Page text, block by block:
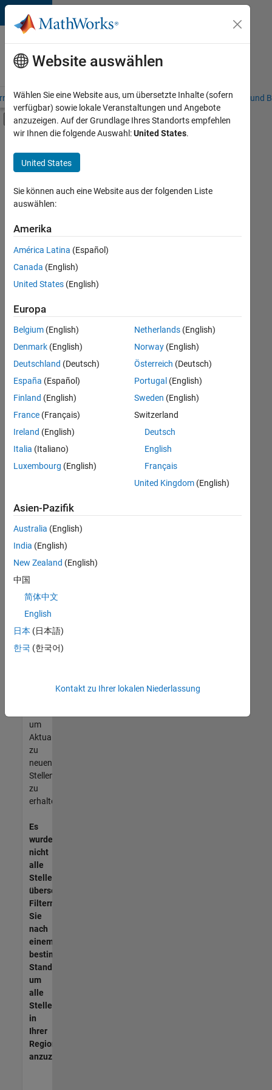
Weiter zum Inhalt
Karriere
bei
MathWorks
– Übersicht Stellensuche Niederlassungen Studierende und
Umschaltung für Off-Canvas-
Hauptinhalt
Information Technology
Inside Sales
Legal
+2
Derzeit
es
keine
offenen
Stellen,
Ihren
Suchkriterien
entsprechen.
können
die
Suchkriterien
weiter
fassen
oder
alle
Stellenangebote
anzeigen .
noch
keine
offenen
Stellen
können,
die
Ihren
entsprechen,
werden
unseres
um
Aktualisierungen
zu
neuen
Stellenangeboten
zu
erhalten.
Es
wurden
nicht
alle
Stellen
übersetzt.
Filtern
Sie
nach
einem
bestimmten
Standort,
um
alle
Stellenangebote
in
Ihrer
Region
anzuzeigen.
Website auswählen
Wählen Sie eine Website aus, um übersetzte Inhalte (sofern
verfügbar) sowie lokale Veranstaltungen und Angebote
anzuzeigen. Auf der Grundlage Ihres Standorts empfehlen
wir Ihnen die folgende Auswahl:United States.
United States
Sie können auch eine Website aus der folgenden Liste
auswählen:
Amerika
América Latina (Español)
Canada (English)
United States (English)
Europa
Belgium (English)
Denmark (English)
Deutschland (Deutsch)
España (Español)
Finland (English)
France (Français)
Ireland (English)
Italia (Italiano)
Luxembourg (English)
Netherlands(English)
Norway(English)
Österreich (Deutsch)
Portugal (English)
Sweden (English)
Switzerland
Deutsch
English
Français
United Kingdom(English)
Asien-Pazifik
Australia (English)
India (English)
New Zealand (English)
中国
简体中文
English
日本 (日本語)
한국 (한국어)
Kontakt zu Ihrer lokalen Niederlassung